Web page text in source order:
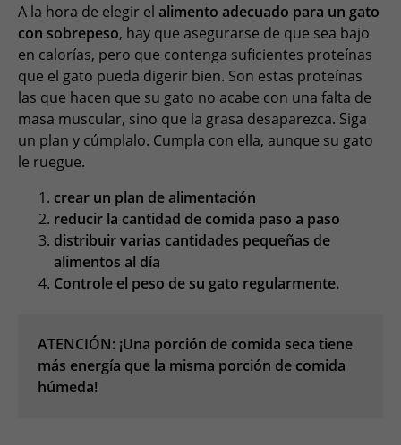
A la hora de elegir el alimento adecuado para un gato
con sobrepeso, hay que asegurarse de que sea bajo
en calorías, pero que contenga suficientes proteínas
que el gato pueda digerir bien. Son estas proteínas
las que hacen que su gato no acabe con una falta de
masa muscular, sino que la grasa desaparezca. Siga
un plan y cúmplalo. Cumpla con ella, aunque su gato
le ruegue.
crear un plan de alimentación
reducir la cantidad de comida paso a paso
distribuir varias cantidades pequeñas de
alimentos al día
Controle el peso de su gato regularmente.
ATENCIÓN: ¡Una porción de comida seca tiene
más energía que la misma porción de comida
húmeda!